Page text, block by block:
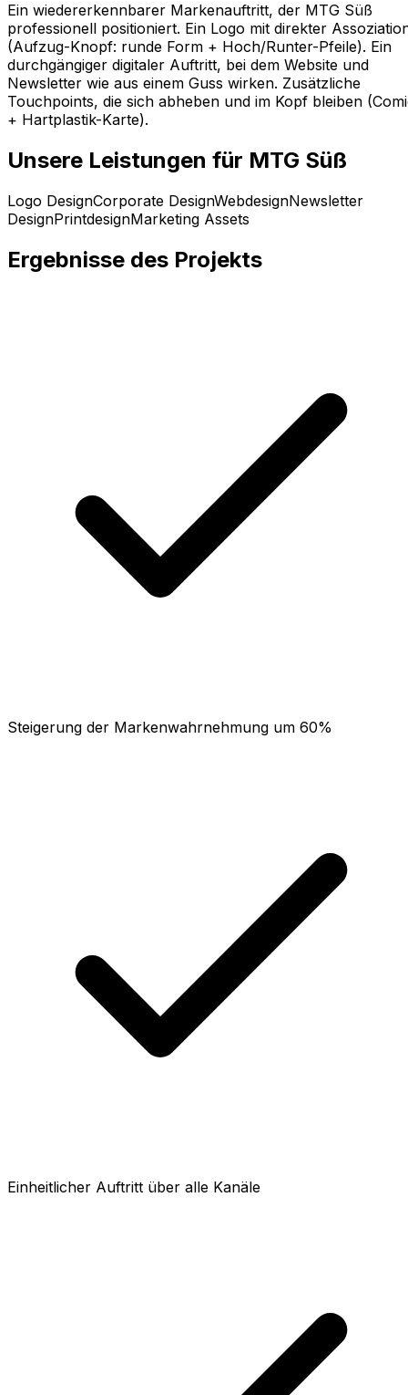
Ein wiedererkennbarer Markenauftritt, der MTG Süß
professionell positioniert. Ein Logo mit direkter
(Aufzug-Knopf: runde Form + Hoch/Runter-Pfeile). Ein
durchgängiger digitaler Auftritt, bei dem Website und
Newsletter wie aus einem Guss wirken. Zusätzliche
Touchpoints, die sich abheben und im Kopf bleiben
+ Hartplastik-Karte).
Unsere Leistungen für MTG Süß
Logo DesignCorporate DesignWebdesignNewsletter
DesignPrintdesignMarketing Assets
Ergebnisse des Projekts
Steigerung der Markenwahrnehmung um 60%
Einheitlicher Auftritt über alle Kanäle